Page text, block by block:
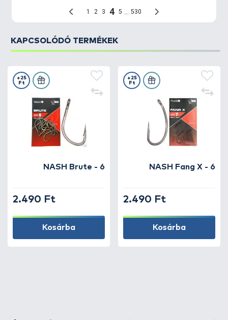
KAPCSOLÓDÓ TERMÉKEK
NASH Brute - 6
+25
Ft
2.490 Ft
Kosárba
NASH Fang X - 6
+25
Ft
2.490 Ft
Kosárba